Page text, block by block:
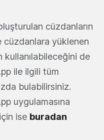
cüzdanların
cüzdanlara yüklenen
kullanılabileceğini de
ile ilgili tüm
bulabilirsiniz.
uygulamasına
ise buradan